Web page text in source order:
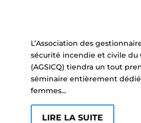
L’Association des
sécurité incendie et civile du
(AGSICQ) tiendra un tout
séminaire entièrement dédié
femmes...
LIRE LA SUITE